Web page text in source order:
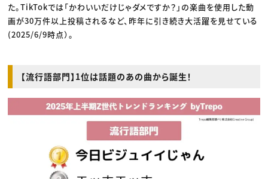
た。TikTokでは「かわいいだけじゃダメですか？」の楽曲を使用した動
画が30万件以上投稿されるなど、昨年に引き続き大活躍を見せている
(2025/6/9時点）。
【流行語部門】1位は話題のあの曲から誕生！